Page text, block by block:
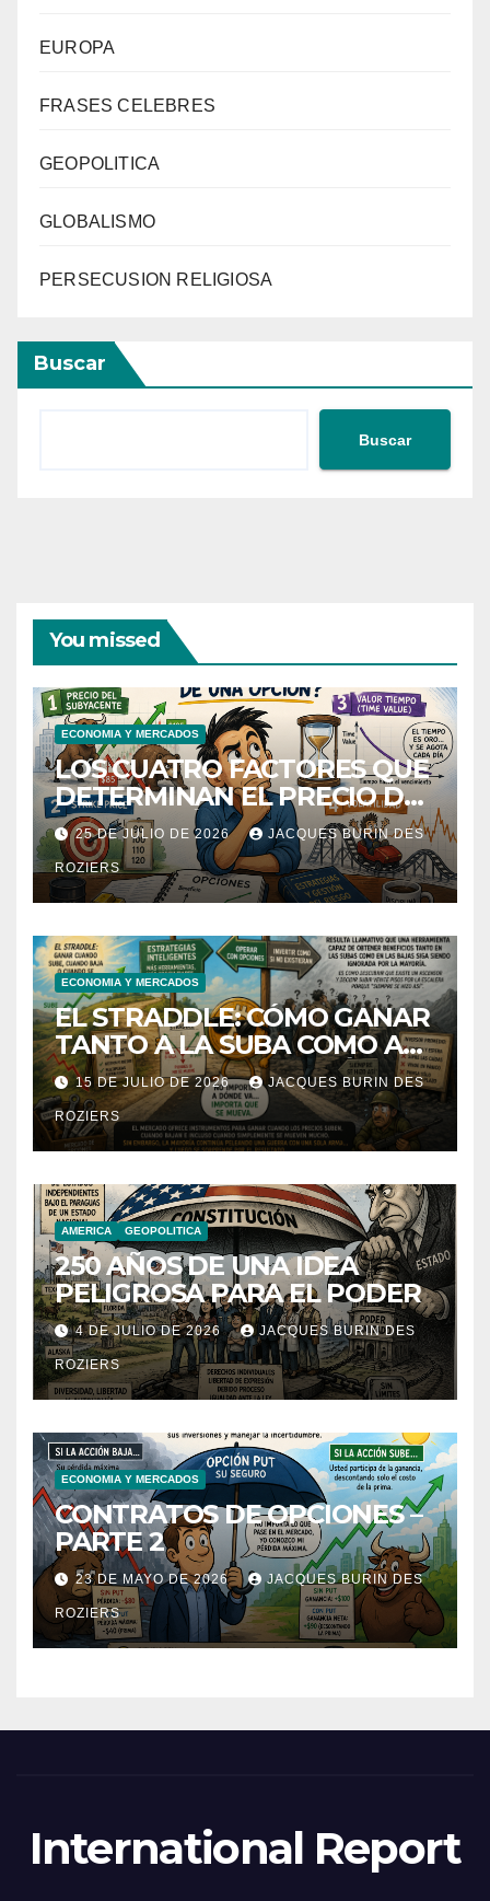
EUROPA
FRASES CELEBRES
GEOPOLITICA
GLOBALISMO
PERSECUSION RELIGIOSA
Buscar
Buscar
You missed
ECONOMIA Y MERCADOS
LOS CUATRO FACTORES QUE
DETERMINAN EL PRECIO DE
UNA OPCIÓN
25 DE JULIO DE 2026 JACQUES BURIN DES
ROZIERS
ECONOMIA Y MERCADOS
EL STRADDLE: CÓMO GANAR
TANTO A LA SUBA COMO A
LA BAJA DE UNA ACCIÓN.
15 DE JULIO DE 2026 JACQUES BURIN DES
ROZIERS
AMERICA GEOPOLITICA
250 AÑOS DE UNA IDEA
PELIGROSA PARA EL PODER
4 DE JULIO DE 2026 JACQUES BURIN DES
ROZIERS
ECONOMIA Y MERCADOS
CONTRATOS DE OPCIONES –
PARTE 2
23 DE MAYO DE 2026 JACQUES BURIN DES
ROZIERS
International Report